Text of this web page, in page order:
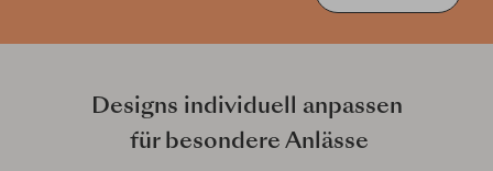
Designs individuell anpassen
für besondere Anlässe